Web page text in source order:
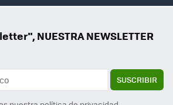
NUESTRA NEWSLETTER
SUSCRIBIR